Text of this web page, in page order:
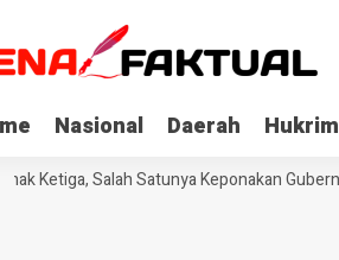
Nasional Daerah Hukrim
Ketiga, Salah Satunya Keponakan Gubernur